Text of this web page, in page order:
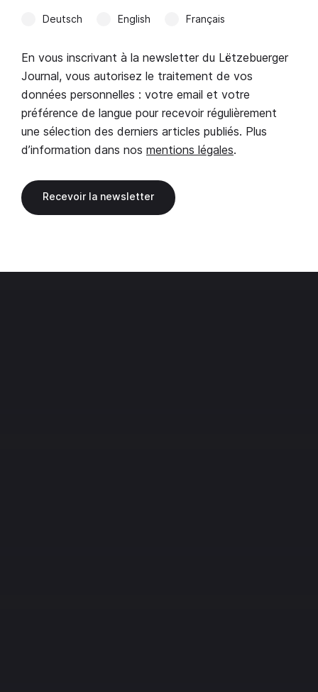
Deutsch English Français
En vous inscrivant à la newsletter du Lëtzebuerger
Journal, vous autorisez le traitement de vos
données personnelles : votre email et votre
préférence de langue pour recevoir régulièrement
une sélection des derniers articles publiés. Plus
d’information dans nos mentions légales.